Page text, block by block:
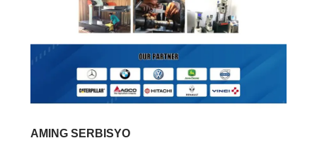
AMING SERBISYO